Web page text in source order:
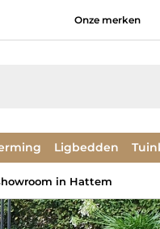
Onze merken
Ligbedden
in Hattem